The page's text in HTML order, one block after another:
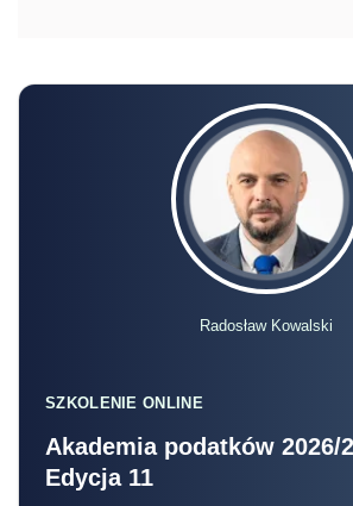
Radosław Kowalski
SZKOLENIE ONLINE
Akademia podatków 2026/
Edycja 11